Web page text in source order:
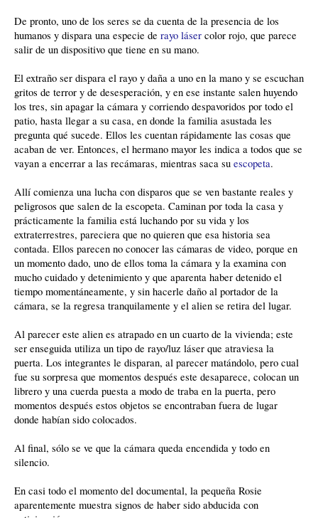
De pronto, uno de los seres se da cuenta de la presencia de los
humanos y dispara una especie de rayo láser color rojo, que parece
salir de un dispositivo que tiene en su mano.
El extraño ser dispara el rayo y daña a uno en la mano y se escuchan
gritos de terror y de desesperación, y en ese instante salen huyendo
los tres, sin apagar la cámara y corriendo despavoridos por todo el
patio, hasta llegar a su casa, en donde la familia asustada les
pregunta qué sucede. Ellos les cuentan rápidamente las cosas que
acaban de ver. Entonces, el hermano mayor les indica a todos que se
vayan a encerrar a las recámaras, mientras saca su escopeta.
Allí comienza una lucha con disparos que se ven bastante reales y
peligrosos que salen de la escopeta. Caminan por toda la casa y
prácticamente la familia está luchando por su vida y los
extraterrestres, pareciera que no quieren que esa historia sea
contada. Ellos parecen no conocer las cámaras de video, porque en
un momento dado, uno de ellos toma la cámara y la examina con
mucho cuidado y detenimiento y que aparenta haber detenido el
tiempo momentáneamente, y sin hacerle daño al portador de la
cámara, se la regresa tranquilamente y el alien se retira del lugar.
Al parecer este alien es atrapado en un cuarto de la vivienda; este
ser enseguida utiliza un tipo de rayo/luz láser que atraviesa la
puerta. Los integrantes le disparan, al parecer matándolo, pero cual
fue su sorpresa que momentos después este desaparece, colocan un
librero y una cuerda puesta a modo de traba en la puerta, pero
momentos después estos objetos se encontraban fuera de lugar
donde habían sido colocados.
Al final, sólo se ve que la cámara queda encendida y todo en
silencio.
En casi todo el momento del documental, la pequeña Rosie
aparentemente muestra signos de haber sido abducida con